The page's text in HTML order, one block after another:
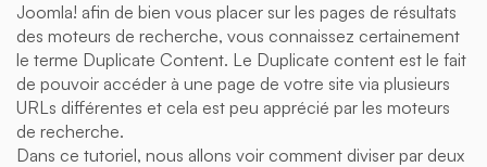
Joomla! afin de bien vous placer sur les pages de résultats
des moteurs de recherche, vous connaissez certainement
le terme Duplicate Content. Le Duplicate content est le fait
de pouvoir accéder à une page de votre site via plusieurs
URLs différentes et cela est peu apprécié par les moteurs
de recherche.
Dans ce tutoriel, nous allons voir comment diviser par deux